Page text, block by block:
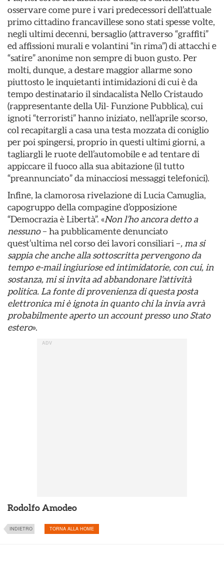
osservare come pure i vari predecessori dell’attuale
primo cittadino francavillese sono stati spesse volte,
negli ultimi decenni, bersaglio (attraverso “graffiti”
ed affissioni murali e volantini “in rima”) di attacchi e
“satire” anonime non sempre di buon gusto. Per
molti, dunque, a destare maggior allarme sono
piuttosto le inquietanti intimidazioni di cui è da
tempo destinatario il sindacalista Nello Cristaudo
(rappresentante della Uil- Funzione Pubblica), cui
ignoti “terroristi” hanno iniziato, nell’aprile scorso,
col recapitargli a casa una testa mozzata di coniglio
per poi spingersi, proprio in questi ultimi giorni, a
tagliargli le ruote dell’automobile e ad tentare di
appiccare il fuoco alla sua abitazione (il tutto
“preannunciato” da minacciosi messaggi telefonici).
Infine, la clamorosa rivelazione di Lucia Camuglia,
capogruppo della compagine d’opposizione
“Democrazia è Libertà”. «Non l’ho ancora detto a
nessuno– ha pubblicamente denunciato
quest’ultima nel corso dei lavori consiliari –, ma si
sappia che anche alla sottoscritta pervengono da
tempo e-mail ingiuriose ed intimidatorie, con cui, in
sostanza, mi si invita ad abbandonare l’attività
politica. La fonte di provenienza di questa posta
elettronica mi è ignota in quanto chi la invia avrà
probabilmente aperto un account presso uno Stato
estero».
Rodolfo Amodeo
INDIETRO TORNA ALLA HOME